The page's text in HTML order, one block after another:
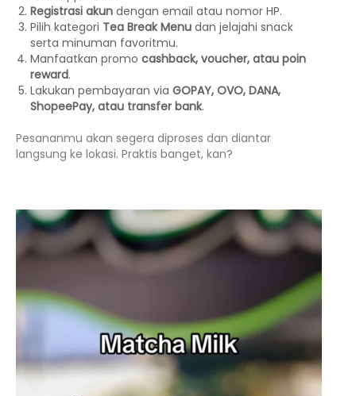
Registrasi akun dengan email atau nomor HP.
Pilih kategori Tea Break Menu dan jelajahi snack
serta minuman favoritmu.
Manfaatkan promo cashback, voucher, atau poin
reward.
Lakukan pembayaran via GOPAY, OVO, DANA,
ShopeePay, atau transfer bank.
Pesananmu akan segera diproses dan diantar
langsung ke lokasi. Praktis banget, kan?